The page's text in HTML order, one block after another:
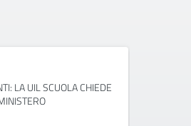
LA UIL SCUOLA CHIEDE